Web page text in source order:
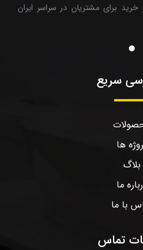
برای مشتریان در سراسر ایران
سریع
ها
بلاگ
ما
با ما
تماس